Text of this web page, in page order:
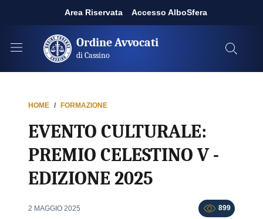
Area Riservata Accesso AlboSfera
Ordine Avvocati
di Cassino
HOME FORMAZIONE
EVENTO CULTURALE:
PREMIO CELESTINO V -
EDIZIONE 2025
2 MAGGIO 2025 899